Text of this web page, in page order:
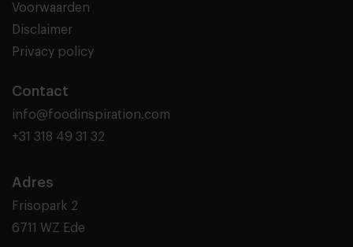
Voorwaarden
Disclaimer
Privacy policy
Contact
info@foodinspiration.com
+31 318 49 31 32
Adres
Frisopark 2
6711 WZ Ede